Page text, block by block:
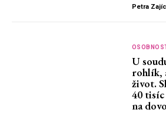
Petra
U
rohlík,
život.
40 tisíc
na